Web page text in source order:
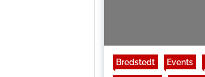
Bredstedt Events